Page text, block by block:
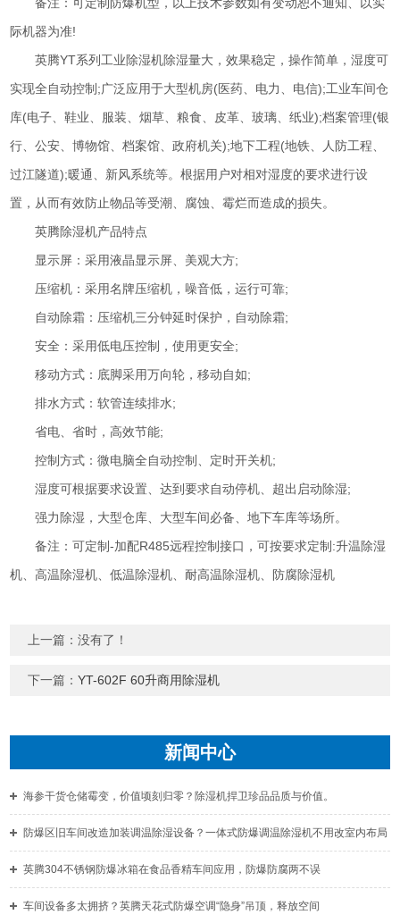
备注：可定制防爆机型，以上技术参数如有变动恕不通知、以实
际机器为准!
英腾YT系列工业除湿机除湿量大，效果稳定，操作简单，湿度可
实现全自动控制;广泛应用于大型机房(医药、电力、电信);工业车间仓
库(电子、鞋业、服装、烟草、粮食、皮革、玻璃、纸业);档案管理(银
行、公安、博物馆、档案馆、政府机关);地下工程(地铁、人防工程、
过江隧道);暖通、新风系统等。根据用户对相对湿度的要求进行设
置，从而有效防止物品等受潮、腐蚀、霉烂而造成的损失。
英腾除湿机产品特点
显示屏：采用液晶显示屏、美观大方;
压缩机：采用名牌压缩机，噪音低，运行可靠;
自动除霜：压缩机三分钟延时保护，自动除霜;
安全：采用低电压控制，使用更安全;
移动方式：底脚采用万向轮，移动自如;
排水方式：软管连续排水;
省电、省时，高效节能;
控制方式：微电脑全自动控制、定时开关机;
湿度可根据要求设置、达到要求自动停机、超出启动除湿;
强力除湿，大型仓库、大型车间必备、地下车库等场所。
备注：可定制-加配R485远程控制接口，可按要求定制:升温除湿
机、高温除湿机、低温除湿机、耐高温除湿机、防腐除湿机
上一篇：没有了！
下一篇：YT-602F 60升商用除湿机
新闻中心
海参干货仓储霉变，价值顷刻归零？除湿机捍卫珍品品质与价值。
防爆区旧车间改造加装调温除湿设备？一体式防爆调温除湿机不用改室内布局
英腾304不锈钢防爆冰箱在食品香精车间应用，防爆防腐两不误
车间设备多太拥挤？英腾天花式防爆空调“隐身”吊顶，释放空间